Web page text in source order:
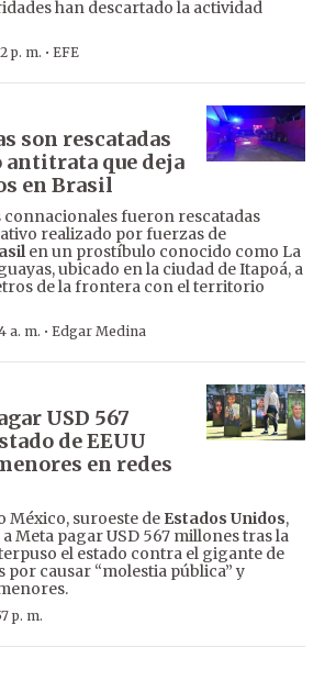
han descartado la actividad
p. m. · EFE
son rescatadas
antitrata que deja
en Brasil
connacionales fueron rescatadas
realizado por fuerzas de
en un prostíbulo conocido como La
ubicado en la ciudad de Itapoá, a
de la frontera con el territorio
a. m. · Edgar Medina
USD 567
de EEUU
en redes
México, suroeste de Estados Unidos,
Meta pagar USD 567 millones tras la
el estado contra el gigante de
por causar “molestia pública” y
p. m.